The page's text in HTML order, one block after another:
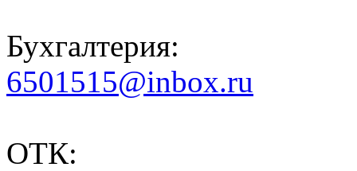
Бухгалтерия:
6501515@inbox.ru
ОТК: